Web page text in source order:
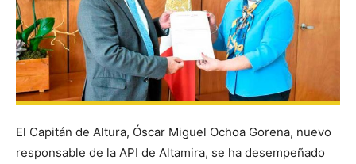
El Capitán de Altura, Óscar Miguel Ochoa Gorena, nuevo
responsable de la API de Altamira, se ha desempeñado